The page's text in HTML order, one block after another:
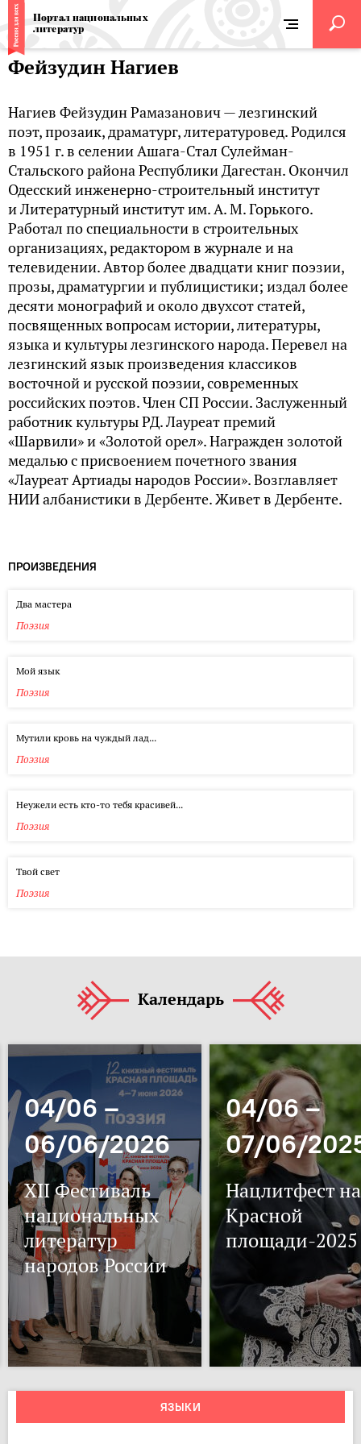
Портал национальных
литератур
Фейзудин Нагиев
Нагиев Фейзудин Рамазанович — лезгинский
поэт, прозаик, драматург, литературовед. Родился
в 1951 г. в селении Ашага-Стал Сулейман-
Стальского района Республики Дагестан. Окончил
Одесский инженерно-строительный институт
и Литературный институт им. А. М. Горького.
Работал по специальности в строительных
организациях, редактором в журнале и на
телевидении. Автор более двадцати книг поэзии,
прозы, драматургии и публицистики; издал более
десяти монографий и около двухсот статей,
посвященных вопросам истории, литературы,
языка и культуры лезгинского народа. Перевел на
лезгинский язык произведения классиков
восточной и русской поэзии, современных
российских поэтов. Член СП России. Заслуженный
работник культуры РД. Лауреат премий
«Шарвили» и «Золотой орел». Награжден золотой
медалью с присвоением почетного звания
«Лауреат Артиады народов России». Возглавляет
НИИ албанистики в Дербенте. Живет в Дербенте.
ПРОИЗВЕДЕНИЯ
Два мастера
Поэзия
Мой язык
Поэзия
Мутили кровь на чуждый лад...
Поэзия
Неужели есть кто-то тебя красивей...
Поэзия
Твой свет
Поэзия
Календарь
04/06 –
06/06/2026
XII Фестиваль
национальных
литератур
народов России
04/06 –
07/06/
Нацлитфест на
Красной
площади-2025
ЯЗЫКИ